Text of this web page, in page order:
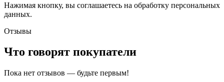
Нажимая кнопку, вы соглашаетесь на обработку персональных
данных.
Отзывы
Что говорят покупатели
Пока нет отзывов — будьте первым!